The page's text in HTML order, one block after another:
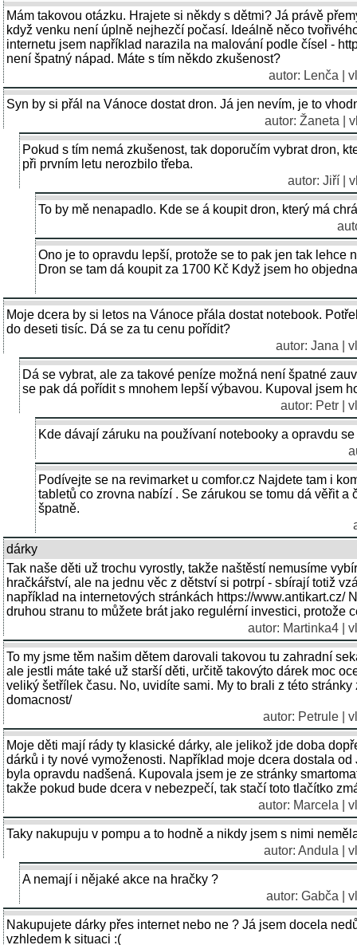
Mám takovou otázku. Hrajete si někdy s dětmi? Já právě
když venku není úplně nejhezčí počasí. Ideálně něco
internetu jsem například narazila na malování podle čísel -
není špatný nápad. Máte s tím někdo zkušenost?
autor: Lenča |
Syn by si přál na Vánoce dostat dron. Já jen nevím, je to
autor: Žaneta |
Pokud s tím nemá zkušenost, tak doporučím vybrat dron,
při prvním letu nerozbilo třeba.
autor: Jiří |
To by mě nenapadlo. Kde se á koupit dron, který má
Ono je to opravdu lepší, protože se to pak jen tak lehce
Dron se tam dá koupit za 1700 Kč Když jsem ho
Moje dcera by si letos na Vánoce přála dostat notebook.
do deseti tisíc. Dá se za tu cenu pořídit?
autor: Jana |
Dá se vybrat, ale za takové peníze možná není špatné
se pak dá pořídit s mnohem lepší výbavou. Kupoval jsem
autor: Petr |
Kde dávají záruku na používaní notebooky a opravdu
Podívejte se na revimarket u comfor.cz Najdete tam i
tabletů co zrovna nabízí . Se zárukou se tomu dá věřit
špatně.
dárky
Tak naše děti už trochu vyrostly, takže naštěstí nemusíme
hračkářství, ale na jednu věc z dětství si potrpí - sbírají totiž
například na internetových stránkách https://www.antikart.cz/
druhou stranu to můžete brát jako regulérní investici, protože
autor: Martinka4 |
To my jsme těm našim dětem darovali takovou tu zahradní
ale jestli máte také už starší děti, určitě takovýto dárek moc
veliký šetřílek času. No, uvidíte sami. My to brali z této
domacnost/
autor: Petrule |
Moje děti mají rády ty klasické dárky, ale jelikož jde doba
dárků i ty nové vymoženosti. Například moje dcera dostala
byla opravdu nadšená. Kupovala jsem je ze stránky
takže pokud bude dcera v nebezpečí, tak stačí toto tlačítko
autor: Marcela |
Taky nakupuju v pompu a to hodně a nikdy jsem s nimi
autor: Andula |
A nemají i nějaké akce na hračky ?
autor: Gabča |
Nakupujete dárky přes internet nebo ne ? Já jsem docela
vzhledem k situaci :(